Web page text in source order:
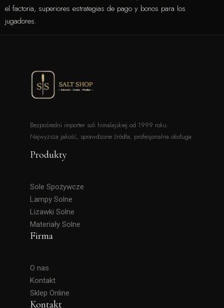
el factoria, superiores estrategias de pago y bonos para los
jugadores.
Bezpośredni importer soli himalajskiej od 1999 roku.
Najwyższa jakość, sprawdzone źródła, profesjonalna obsługa.
Produkty
Sole Spożywcze
Lampy Solne
Lizawki Solne
Materiały Solne
Firma
O nas
Kontakt
Sklep Online
Kontakt